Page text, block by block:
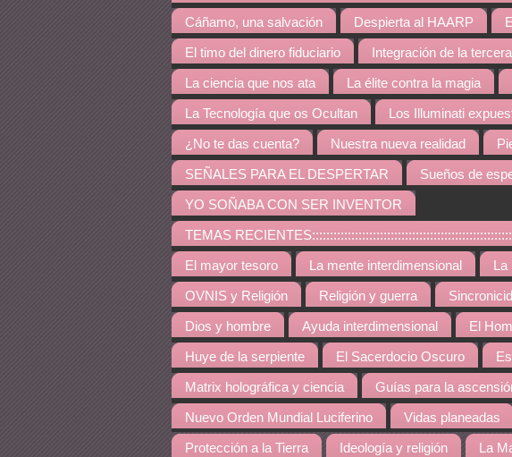
Cáñamo, una salvación Despierta al HAARP
El timo del dinero fiduciario Integración de la
La ciencia que nos ata La élite contra la magia
La Tecnología que os Ocultan Los Illuminati
¿No te das cuenta? Nuestra nueva realidad
SEÑALES PARA EL DESPERTAR Sueños de
YO SOÑABA CON SER INVENTOR
TEMAS
El mayor tesoro La mente interdimensional
OVNIS y Religión Religión y guerra
Dios y hombre Ayuda interdimensional El
Huye de la serpiente El Sacerdocio Oscuro
Matrix holográfica y ciencia Guías para la
Nuevo Orden Mundial Luciferino Vidas planeadas
Protección a la Tierra Ideología y religión La